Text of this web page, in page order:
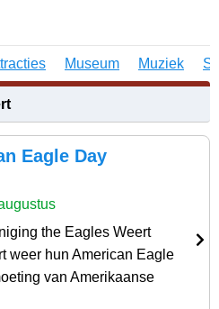
Museum Muziek
Eagle Day
the Eagles Weert
weer hun American Eagle
van Amerikaanse